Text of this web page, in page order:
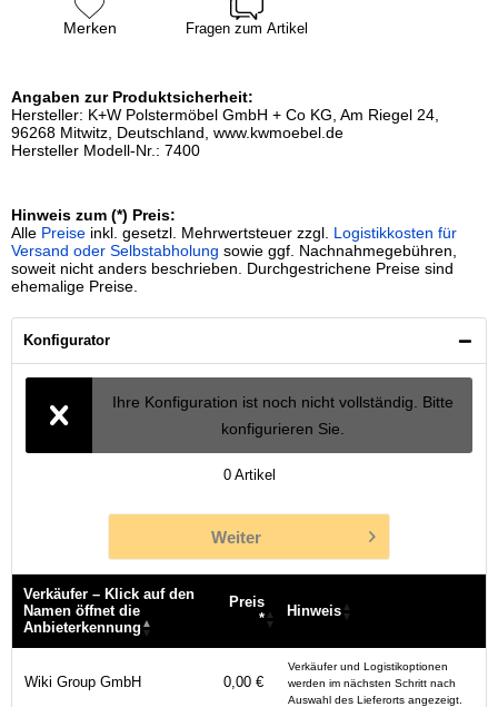
Merken Fragen zum Artikel
Angaben zur Produktsicherheit:
Hersteller: K+W Polstermöbel GmbH + Co KG, Am Riegel 24,
96268 Mitwitz, Deutschland, www.kwmoebel.de
Hersteller Modell-Nr.: 7400
Hinweis zum (*) Preis:
Alle Preise inkl. gesetzl. Mehrwertsteuer zzgl. Logistikkosten für
Versand oder Selbstabholung sowie ggf. Nachnahmegebühren,
soweit nicht anders beschrieben. Durchgestrichene Preise sind
ehemalige Preise.
Konfigurator
Ihre Konfiguration ist noch nicht vollständig. Bitte
konfigurieren Sie.
0 Artikel
Weiter
Verkäufer – Klick auf den
Namen öffnet die
Anbieterkennung
Preis
*
Hinweis
Namen öffnet die
Anbieterkennung
*
Wiki Group GmbH
0,00 €
Verkäufer und Logistikoptionen
werden im nächsten Schritt nach
Auswahl des Lieferorts angezeigt.